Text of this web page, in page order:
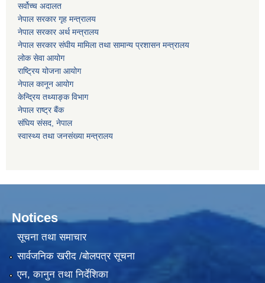
सर्वोच्‍च अदालत
नेपाल सरकार गृह मन्‍‍‍त्रालय
नेपाल सरकार अर्थ मन्‍त्रालय
नेपाल सरकार संघीय मामिला तथा सामान्य प्रशासन मन्‍त्रालय
लोक सेवा आयोग
राष्‍ट्रिय योजना आयोग
नेपाल कानून आयोग
केन्द्रिय तथ्याङ्क विभाग
नेपाल राष्‍ट्र बैंक
संघिय संसद, नेपाल
स्वास्थ्य तथा जनसंख्या मन्त्रालय
Notices
सूचना तथा समाचार
सार्वजनिक खरीद /बोलपत्र सूचना
एन, कानुन तथा निर्देशिका